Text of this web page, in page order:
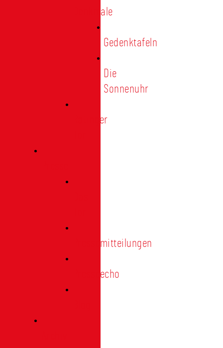
Denkmale
Gedenktafeln
Die
Sonnenuhr
Ratinger
Pressemitteilungen
Presseecho